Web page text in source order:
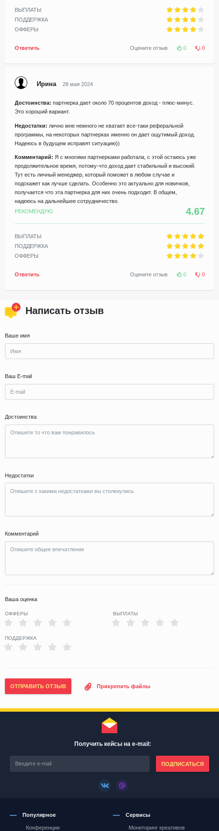
ВЫПЛАТЫ
ПОДДЕРЖКА
ОФФЕРЫ
Ответить Оцените отзыв 0 0
Ирина 28 мая 2024
Достоинства: партнерка дает около 70 процентов доход - плюс-минус.
Это хороший вариант.
Недостатки: лично мне немного не хватает все-таки реферальной
программы, на некоторых партнерках именно он дает ощутимый доход.
Надеюсь в будущем исправят ситуацию))
Комментарий: Я с многими партнерками работала, с этой остаюсь уже
продолжительное время, потому-что доход дает стабильный и высокий.
Тут есть личный менеджер, который поможет в любом случае и
подскажет как лучше сделать. Особенно это актуально для новичков,
получается что эта партнерка для них очень подходит. В общем,
надеюсь на дальнейшее сотрудничество.
РЕКОМЕНДУЮ
4.67
ВЫПЛАТЫ
ПОДДЕРЖКА
ОФФЕРЫ
Ответить Оцените отзыв 0 0
Написать отзыв
Ваше имя
Ваш E-mail
Достоинства
Недостатки
Комментарий
Ваша оценка
ОФФЕРЫ ВЫПЛАТЫ
ПОДДЕРЖКА
ОТПРАВИТЬ ОТЗЫВ Прикрепить файлы
Получить кейсы на e-mail:
ПОДПИСАТЬСЯ
Популярное
Конференции
Сервисы
Мониторинг креативов